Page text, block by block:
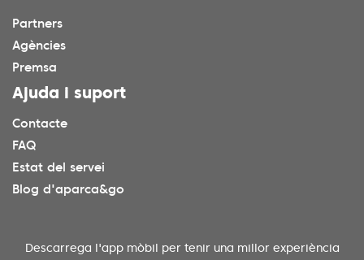
Partners
Agències
Premsa
Ajuda i suport
Contacte
FAQ
Estat del servei
Blog d'aparca&go
Descarrega l'app mòbil per tenir una millor experiència